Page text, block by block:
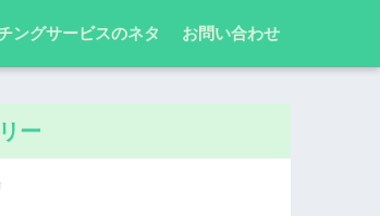
ングサービスのネタ お問い合わせ
ー